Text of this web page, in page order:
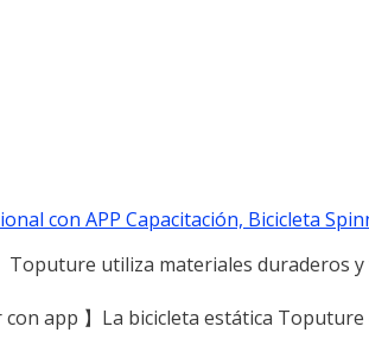
con APP Capacitación, Bicicleta
Toputure utiliza materiales
con app 】La bicicleta estática